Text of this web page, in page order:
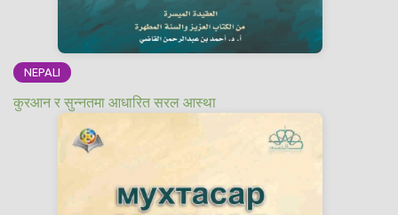
NEPALI
कुरआन र सुन्नतमा आधारित सरल आस्था